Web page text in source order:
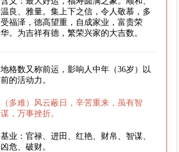
温良、雅量。集上下之信，令人敬慕，多
受福泽，德高望重，自成家业，富贵荣
华。为吉祥有德，繁荣兴家的大吉数。
地格数又称前运，影响人中年（36岁）以
前的活动力。
（多难）风云蔽日，辛苦重来，虽有智
谋，万事挫折。
基业：官禄、进田、红艳、财帛、智谋、
凶危、破财。